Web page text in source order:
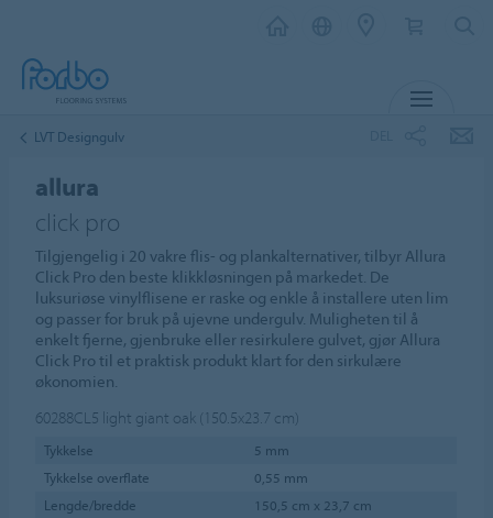
LVT Designgulv
allura
click pro
Tilgjengelig i 20 vakre flis- og plankalternativer, tilbyr Allura
Click Pro den beste klikkløsningen på markedet. De
luksuriøse vinylflisene er raske og enkle å installere uten lim
og passer for bruk på ujevne undergulv. Muligheten til å
enkelt fjerne, gjenbruke eller resirkulere gulvet, gjør Allura
Click Pro til et praktisk produkt klart for den sirkulære
økonomien.
60288CL5 light giant oak (150.5x23.7 cm)
Tykkelse
5 mm
Tykkelse overflate
0,55 mm
Lengde/bredde
150,5 cm x 23,7 cm